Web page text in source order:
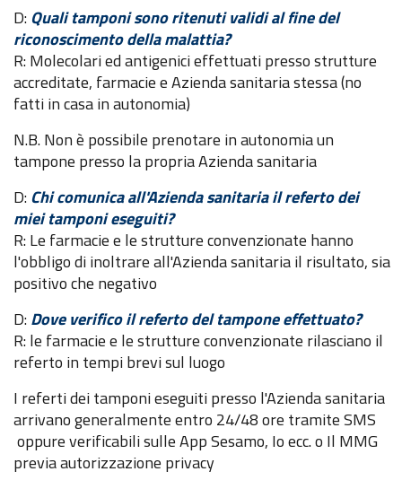
D: Quali tamponi sono ritenuti validi al fine del
riconoscimento della malattia?
R: Molecolari ed antigenici effettuati presso strutture
accreditate, farmacie e Azienda sanitaria stessa (no
fatti in casa in autonomia)
N.B. Non è possibile prenotare in autonomia un
tampone presso la propria Azienda sanitaria
D:Chi comunica all'Azienda sanitaria il referto dei
miei tamponi eseguiti?
R: Le farmacie e le strutture convenzionate hanno
l'obbligo di inoltrare all'Azienda sanitaria il risultato, sia
positivo che negativo
D:Dove verifico il referto del tampone effettuato?
R: le farmacie e le strutture convenzionate rilasciano il
referto in tempi brevi sul luogo
I referti dei tamponi eseguiti presso l'Azienda sanitaria
arrivano generalmente entro 24/48 ore tramite SMS
oppure verificabili sulle App Sesamo, Io ecc. o Il MMG
previa autorizzazione privacy